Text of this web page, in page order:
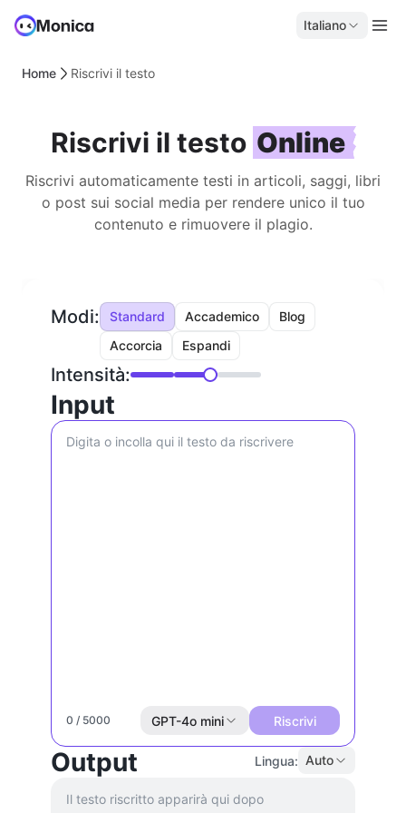
Italiano
Home Riscrivi il testo
Riscrivi il testo Online
Riscrivi automaticamente testi in articoli, saggi, libri
o post sui social media per rendere unico il tuo
contenuto e rimuovere il plagio.
Modi: Standard Accademico
Blog
Accorcia
Espandi
Intensità:
Input
0 / 5000 GPT-4o mini Riscrivi
Output Lingua: Auto
Il testo riscritto apparirà qui dopo